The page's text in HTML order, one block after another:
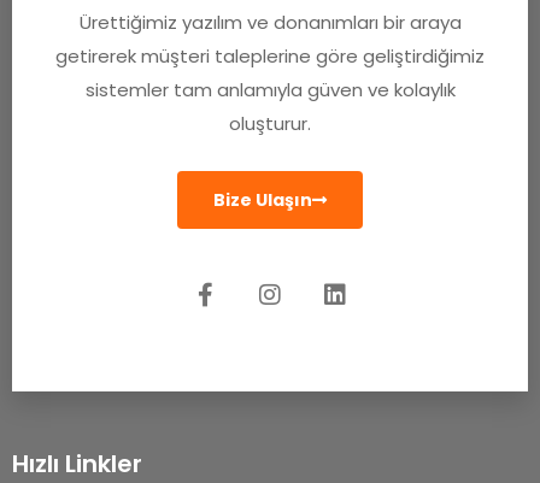
Ürettiğimiz yazılım ve donanımları bir araya
getirerek müşteri taleplerine göre geliştirdiğimiz
sistemler tam anlamıyla güven ve kolaylık
oluşturur.
Bize Ulaşın
Hızlı Linkler